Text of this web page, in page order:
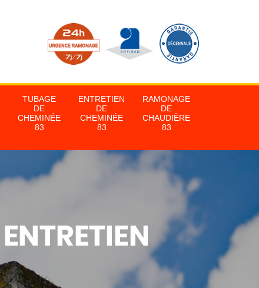
TUBAGE
DE
CHEMINÉE
83
ENTRETIEN
DE
CHEMINÉE
83
RAMONAGE
DE
CHAUDIÈRE
83